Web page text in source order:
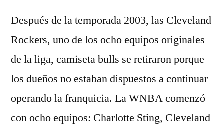
Después de la temporada 2003, las Cleveland
Rockers, uno de los ocho equipos originales
de la liga, camiseta bulls se retiraron porque
los dueños no estaban dispuestos a continuar
operando la franquicia. La WNBA comenzó
con ocho equipos: Charlotte Sting, Cleveland